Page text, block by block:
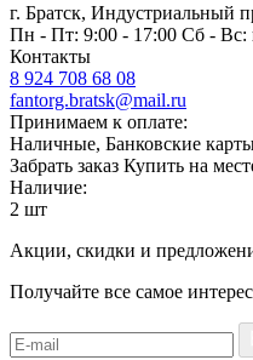
г. Братск, Индустриальный
Пн - Пт: 9:00 - 17:00 Сб - Вс:
Контакты
8 924 708 68 08
fantorg.bratsk@mail.ru
Принимаем к оплате:
Наличные, Банковские
Забрать заказ Купить на
Наличие:
2 шт
Акции, скидки и
Получайте все самое